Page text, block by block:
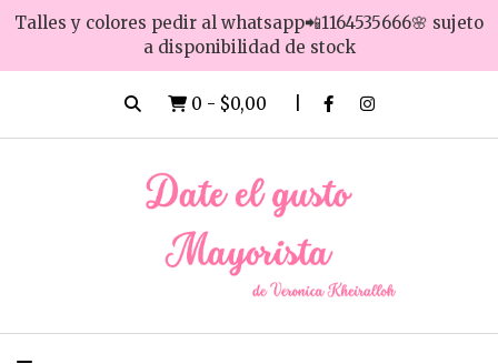
Talles y colores pedir al whatsapp📲1164535666🌸 sujeto
a disponibilidad de stock
0 - $0,00